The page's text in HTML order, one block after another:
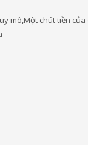
mô,Một chút tiền